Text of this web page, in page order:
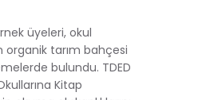
üyeleri, okul
tarım bahçesi
bulundu. TDED
Kitap